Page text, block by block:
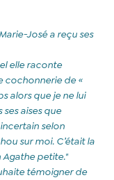
José a reçu ses
elle raconte
cochonnerie de «
alors que je ne lui
aises que
selon
sur moi. C’était la
Agathe petite."
témoigner de